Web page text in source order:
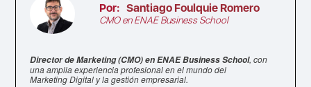
Por: Santiago Foulquie Romero
CMO en ENAE Business School
Director de Marketing (CMO) en ENAE Business School, con
una amplia experiencia profesional en el mundo del
Marketing Digital y la gestión empresarial.